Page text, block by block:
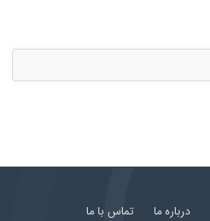
درباره ما تماس با ما